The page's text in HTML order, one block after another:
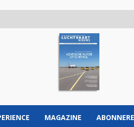
MAGAZINE